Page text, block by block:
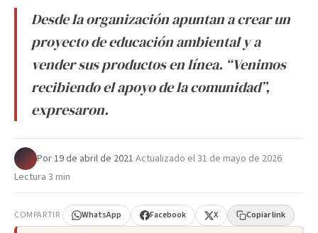
Desde la organización apuntan a crear un
proyecto de educación ambiental y a
vender sus productos en línea. “Venimos
recibiendo el apoyo de la comunidad”,
expresaron.
Por·19 de abril de 2021·Actualizado el31 de mayo de 2026·
Lectura 3 min
COMPARTIR WhatsApp Facebook X Copiar link